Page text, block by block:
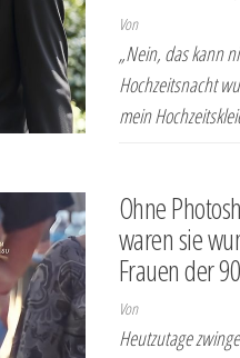
Von
„Nein, das kann
Hochzeitsnacht
mein
Ohne
waren sie
Frauen der
Von
Heutzutage